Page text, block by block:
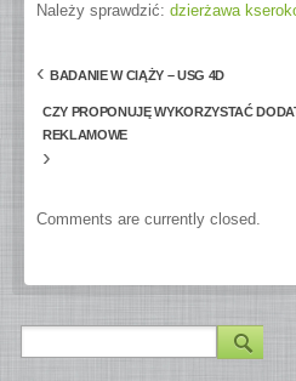
Należy sprawdzić: dzierżawa
‹ BADANIE W CIĄŻY – USG 4D
CZY PROPONUJĘ WYKORZYSTAĆ
REKLAMOWE
›
Comments are currently closed.